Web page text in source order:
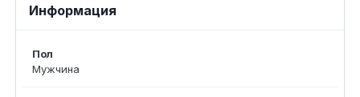
Информация
Пол
Мужчина